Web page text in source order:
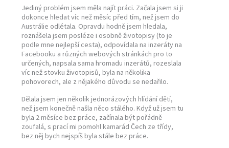
Jediný problém jsem měla najít práci. Začala jsem si ji
dokonce hledat víc než měsíc před tím, než jsem do
Austrálie odlétala. Opravdu hodně jsem hledala,
roznášela jsem posléze i osobně životopisy (to je
podle mne nejlepší cesta), odpovídala na inzeráty na
Facebooku a různých webových stránkách pro to
určených, napsala sama hromadu inzerátů, rozeslala
víc než stovku životopisů, byla na několika
pohovorech, ale z nějakého důvodu se nedařilo.
Dělala jsem jen několik jednorázových hlídání dětí,
než jsem konečně našla něco stálého. Když už jsem tu
byla 2 měsíce bez práce, začínala být pořádně
zoufalá, s prací mi pomohl kamarád Čech ze třídy,
bez něj bych nejspíš byla stále bez práce.